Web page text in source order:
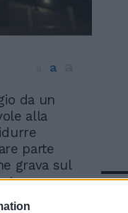
a
da un
alla
parte
grava sul
In